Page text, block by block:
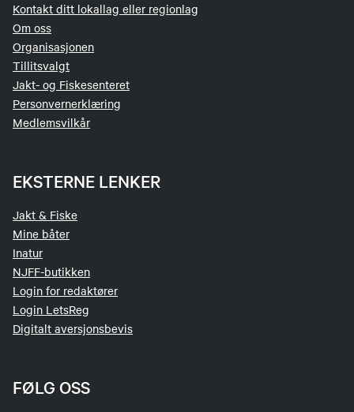
Kontakt ditt lokallag eller regionlag
Om oss
Organisasjonen
Tillitsvalgt
Jakt- og Fiskesenteret
Personvernerklæring
Medlemsvilkår
EKSTERNE LENKER
Jakt & Fiske
Mine båter
Inatur
NJFF-butikken
Login for redaktører
Login LetsReg
Digitalt aversjonsbevis
FØLG OSS